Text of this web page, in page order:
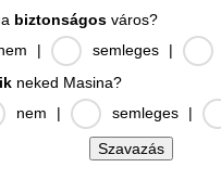
biztonságos város?
| semleges |
neked Masina?
nem
| semleges |